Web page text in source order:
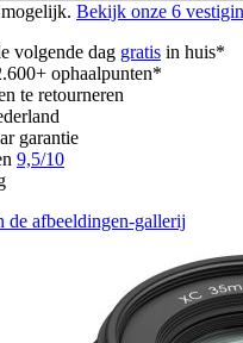
Bekijk onze 6
volgende dag gratis in huis*
ophaalpunten*
te retourneren
garantie
9,5/10
de afbeeldingen-gallerij